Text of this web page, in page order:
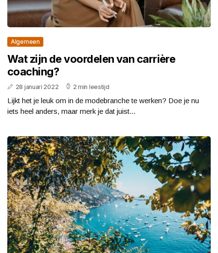
Algemeen
Wat zijn de voordelen van carrière
coaching?
28 januari 2022 2 min leestijd
Lijkt het je leuk om in de modebranche te werken? Doe je nu
iets heel anders, maar merk je dat juist...